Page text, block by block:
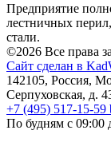
Предприятие
лестничных
стали.
©2026 Все права
Сайт сделан в
142105, Россия,
Серпуховская, д.
+7 (495) 517-15-59
По будням с 09:00